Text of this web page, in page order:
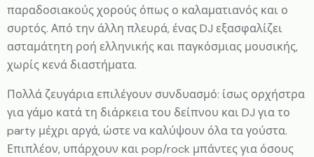
παραδοσιακούς χορούς όπως ο καλαματιανός και ο
συρτός. Από την άλλη πλευρά, ένας DJ εξασφαλίζει
ασταμάτητη ροή ελληνικής και παγκόσμιας μουσικής,
χωρίς κενά διαστήματα.
Πολλά ζευγάρια επιλέγουν συνδυασμό: ίσως ορχήστρα
για γάμο κατά τη διάρκεια του δείπνου και DJ για το
party μέχρι αργά, ώστε να καλύψουν όλα τα γούστα.
Επιπλέον, υπάρχουν και pop/rock μπάντες για όσους